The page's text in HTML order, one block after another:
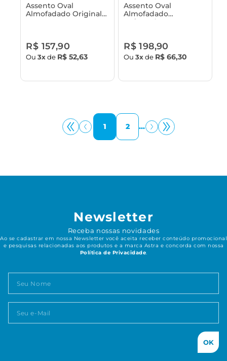
Assento Oval
Almofadado Original
R$ 157,90
Ou3xde R$ 52,63
Assento Oval
Almofadado
Reforçado com Tampa
R$ 198,90
Ou3xde R$ 66,30
1 2 ...
Newsletter
Receba nossas novidades
Ao se cadastrar em nossa Newsletter você aceita receber conteúdo promocional
e pesquisas relacionadas aos produtos e a marca Astra e concorda com nossa
Política de Privacidade.
OK